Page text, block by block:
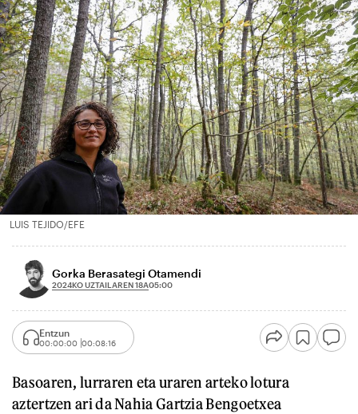
LUIS TEJIDO/EFE
Gorka Berasategi Otamendi
2024KO UZTAILAREN 18A05:00
Entzun
00:00:00 00:08:16
Basoaren, lurraren eta uraren arteko lotura
aztertzen ari da Nahia Gartzia Bengoetxea